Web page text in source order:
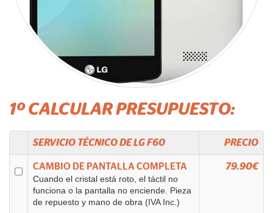
1º CALCULAR PRESUPUESTO:
SERVICIO TÉCNICO DELGF60 PRECIO
CAMBIO DE PANTALLA COMPLETA
Cuando el cristal está roto, el táctil no
funciona o la pantalla no enciende. Pieza
de repuesto y mano de obra (IVA Inc.)
79.90€